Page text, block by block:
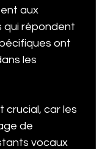
aux
qui répondent
ont
les
crucial, car les
de
vocaux